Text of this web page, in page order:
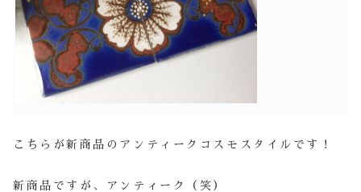
こちらが新商品のアンティークコスモスタイルです！
新商品ですが、アンティーク（笑）